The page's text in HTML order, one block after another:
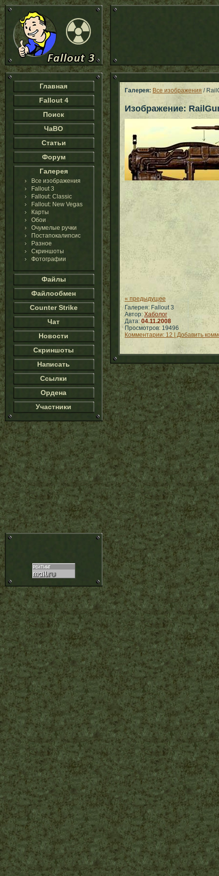
Главная
Fallout 4
Поиск
ЧаВО
Статьи
Форум
Галерея
Все изображения
Fallout 3
Fallout: Classic
Fallout: New Vegas
Карты
Обои
Очумелые ручки
Постапокалипсис
Разное
Скриншоты
Фотографии
Файлы
Файлообмен
Counter Strike
Чат
Новости
Скриншоты
Написать
Ссылки
Ордена
Участники
Галерея: Все изображения /
Изображение:
« предыдущее
Галерея: Fallout 3
Автор: Хаболог
Дата: 04.11.2008
Просмотров: 19496
Комментарии: 12 | Добавить